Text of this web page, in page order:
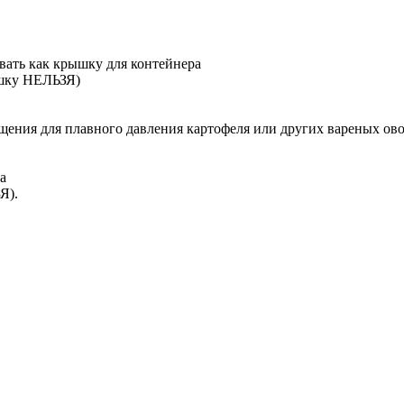
как крышку для контейнера
НЕЛЬЗЯ)
для плавного давления картофеля или других вареных